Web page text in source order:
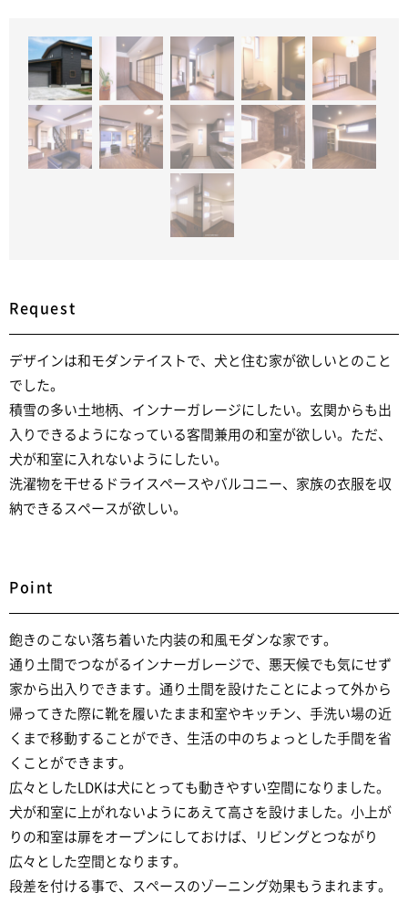
Request
デザインは和モダンテイストで、犬と住む家が欲しいとのこと
でした。
積雪の多い土地柄、インナーガレージにしたい。玄関からも出
入りできるようになっている客間兼用の和室が欲しい。ただ、
犬が和室に入れないようにしたい。
洗濯物を干せるドライスペースやバルコニー、家族の衣服を収
納できるスペースが欲しい。
Point
飽きのこない落ち着いた内装の和風モダンな家です。
通り土間でつながるインナーガレージで、悪天候でも気にせず
家から出入りできます。通り土間を設けたことによって外から
帰ってきた際に靴を履いたまま和室やキッチン、手洗い場の近
くまで移動することができ、生活の中のちょっとした手間を省
くことができます。
広々としたLDKは犬にとっても動きやすい空間になりました。
犬が和室に上がれないようにあえて高さを設けました。小上が
りの和室は扉をオープンにしておけば、リビングとつながり
広々とした空間となります。
段差を付ける事で、スペースのゾーニング効果もうまれます。